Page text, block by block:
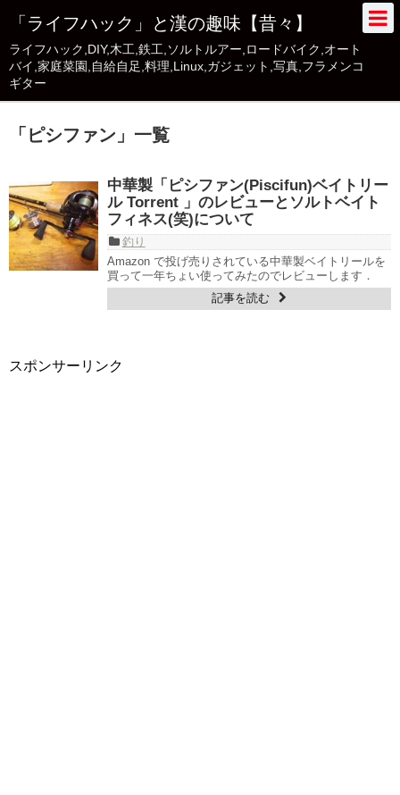
「ライフハック」と漢の趣味【昔々】
ライフハック,DIY,木工,鉄工,ソルトルアー,ロードバイク,オート
バイ,家庭菜園,自給自足,料理,Linux,ガジェット,写真,フラメンコ
ギター
「 ピシファン 」 一覧
中華製「ピシファン(Piscifun)ベイトリー
ル Torrent 」のレビューとソルトベイト
フィネス(笑)について
釣り
Amazon で投げ売りされている中華製ベイトリールを
買って一年ちょい使ってみたのでレビューします．
記事を読む
スポンサーリンク